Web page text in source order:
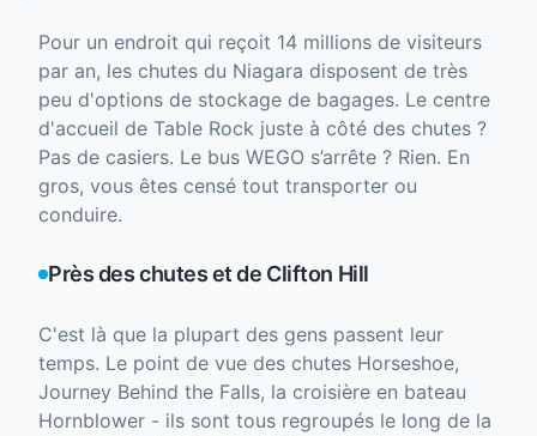
Pour un endroit qui reçoit 14 millions de visiteurs
par an, les chutes du Niagara disposent de très
peu d'options de stockage de bagages. Le centre
d'accueil de Table Rock juste à côté des chutes ?
Pas de casiers. Le bus WEGO s’arrête ? Rien. En
gros, vous êtes censé tout transporter ou
conduire.
Près des chutes et de Clifton Hill
C'est là que la plupart des gens passent leur
temps. Le point de vue des chutes Horseshoe,
Journey Behind the Falls, la croisière en bateau
Hornblower - ils sont tous regroupés le long de la